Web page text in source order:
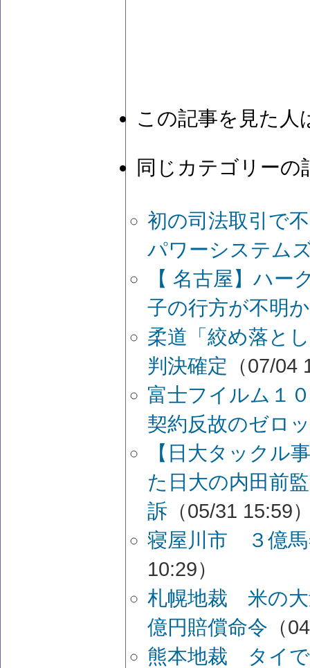
この記事を見た人
同じカテゴリーの
初の司法取引で
パワーシステム
【 名古屋】ハー
子の行方が不明か
柔道「絞め落と
判決確定 （07/04
富士フイルム１
契約反故のゼロ
【日大タックル
た日大の内田前
訴 （05/31 15:59
寝屋川市 ３億馬
10:29）
札幌地裁 米の大
億円賠償命令 （
熊本地裁 タイ